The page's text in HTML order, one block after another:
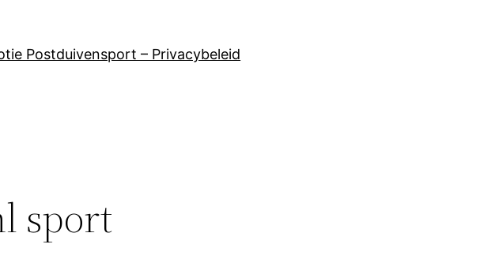
Postduivensport – Privacybeleid
sport